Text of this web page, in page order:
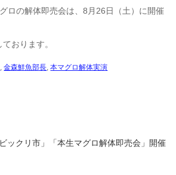
ロの解体即売会は、8月26日（土）に開催
おります。
,金森鮮魚部長,本マグロ解体実演
ビックリ市」「本生マグロ解体即売会」開催